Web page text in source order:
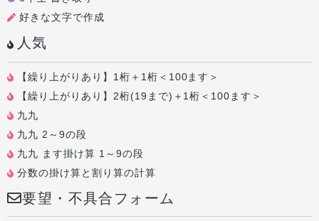
好きな文字で作成
人気
【繰り上がりあり】1桁＋1桁＜100ます＞
【繰り上がりあり】2桁(19まで)＋1桁＜100ます＞
九九
九九 2～9の段
九九 ます掛け算 1～9の段
分数の掛け算と割り算の計算
要望・不具合フォーム